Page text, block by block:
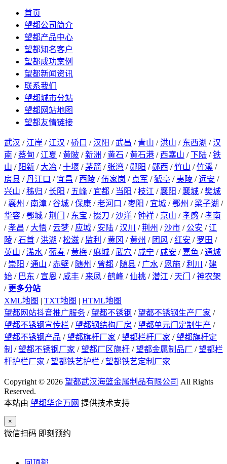
首页
望都公司简介
望都产品中心
望都知名客户
望都成功案例
望都新闻资讯
联系我们
望都城市分站
望都网站地图
望都友情链接
武汉 / 江岸 / 江汉 /硚口 /汉阳 /武昌 / 青山 / 洪山 / 东西湖 /汉
南 /蔡甸 / 江夏 /黄陂 /新洲 /黄石 /黄石港 / 西塞山 /下陆 /铁
山 / 阳新 / 大冶 /十堰 /茅箭 / 张湾 / 郧阳 / 郧西 /竹山 /竹溪 /
房县 /丹江口 / 宜昌 / 西陵 /伍家岗 / 点军 /猇亭 / 夷陵 /远安 /
兴山 /秭归 /长阳 / 五峰 / 宜都 / 当阳 /枝江 /襄阳 /襄城 /樊城
/襄州 / 南漳 /谷城 /保康 /老河口 /枣阳 / 宜城 /鄂州 / 梁子湖 /
华容 /鄂城 /荆门 / 东宝 /掇刀 /沙洋 /钟祥 / 京山 /孝感 /孝南
/孝昌 / 大悟 /云梦 / 应城 / 安陆 /汉川 /荆州 /沙市 / 公安 / 江
陵 /石首 / 洪湖 /松滋 / 监利 /黄冈 /黄州 / 团风 /红安 / 罗田 /
英山 /浠水 /蕲春 /黄梅 / 麻城 /武穴 / 咸宁 / 咸安 / 嘉鱼 /通城
/ 崇阳 /通山 /赤壁 / 随州 / 曾都 / 随县 / 广水 / 恩施 /利川 / 建
始 / 巴东 / 宣恩 / 咸丰 / 来凤 /鹤峰 /仙桃 /潜江 / 天门 /神农架
/ 更多分站
XML地图 | TXT地图 | HTML地图
望都网站抖音推广服务 /望都不锈钢 /望都不锈钢生产厂家 /
望都不锈钢宣传栏 /望都钢结构厂房 /望都单元门定制生产 /
望都不锈钢产品 /望都旗杆厂家 /望都栏杆厂家 /望都旗杆定
制 /望都不锈钢厂家 /望都厂区旗杆 /望都金属制品厂 /望都栏
杆护栏厂家 /望都铁艺护栏 /望都铁艺定制厂家
Copyright © 2026 望都武汉海篮金属制品有限公司 All Rights
Reserved.
本站由 望都华企万网 提供技术支持
×
微信扫码 即刻预约